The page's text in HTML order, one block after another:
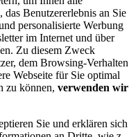
Benutzererlebnis an Sie
personalisierte Werbung
im Internet und über
Zu diesem Zweck
dem Browsing-Verhalten
Webseite für Sie optimal
zu können, verwenden wir
Sie und erklären sich